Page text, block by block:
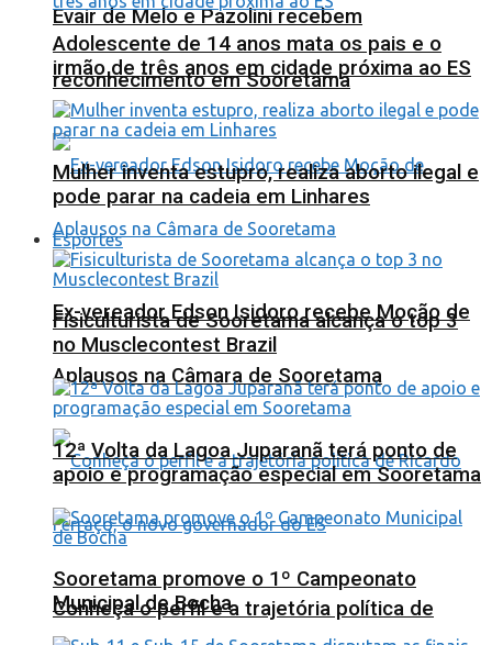
Evair de Melo e Pazolini recebem
reconhecimento em Sooretama
Ex-vereador Edson Isidoro recebe Moção de
Aplausos na Câmara de Sooretama
Conheça o perfil e a trajetória política de
Adolescente de 14 anos mata os pais e o
irmão de três anos em cidade próxima ao ES
Mulher inventa estupro, realiza aborto ilegal e
pode parar na cadeia em Linhares
Esportes
Fisiculturista de Sooretama alcança o top 3
no Musclecontest Brazil
12ª Volta da Lagoa Juparanã terá ponto de
apoio e programação especial em Sooretama
Sooretama promove o 1º Campeonato
Municipal de Bocha